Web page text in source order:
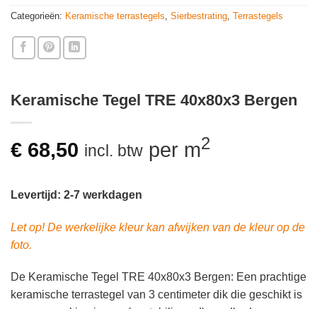
Categorieën: Keramische terrastegels Sierbestrating Terrastegels
Keramische Tegel TRE 40x80x3 Bergen
€ 68,50 incl. btw per m2
Levertijd: 2-7 werkdagen
Let op! De werkelijke kleur kan afwijken van de kleur op de
foto.
De Keramische Tegel TRE 40x80x3 Bergen: Een prachtige
keramische terrastegel van 3 centimeter dik die geschikt is